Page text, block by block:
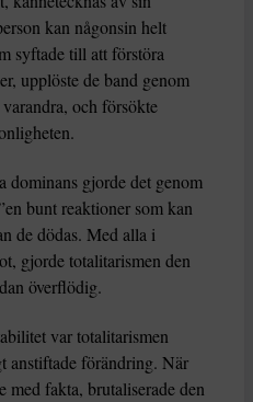
kan någonsin helt
syftade till att förstöra
upplöste de band genom
och försökte
dominans gjorde det genom
bunt reaktioner som kan
de dödas. Med alla i
gjorde totalitarismen den
överflödig.
var totalitarismen
anstiftade förändring. När
med fakta, brutaliserade den